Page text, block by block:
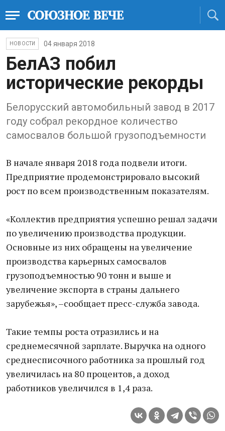
НОВОСТИ 04 января 2018
БелАЗ побил
исторические рекорды
Белорусский автомобильный завод в 2017
году собрал рекордное количество
самосвалов большой грузоподъемности
В начале января 2018 года подвели итоги.
Предприятие продемонстрировало высокий
рост по всем производственным показателям.
«Коллектив предприятия успешно решал задачи
по увеличению производства продукции.
Основные из них обращены на увеличение
производства карьерных самосвалов
грузоподъемностью 90 тонн и выше и
увеличение экспорта в страны дальнего
зарубежья», –сообщает пресс-служба завода.
Такие темпы роста отразились и на
среднемесячной зарплате. Выручка на одного
среднесписочного работника за прошлый год
увеличилась на 80 процентов, а доход
работников увеличился в 1,4 раза.